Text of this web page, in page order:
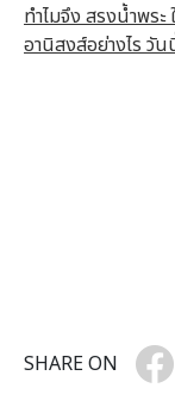
ทำไมจึง สรงน้ำพร
อานิสงส์อย่างไร วั
SHARE ON